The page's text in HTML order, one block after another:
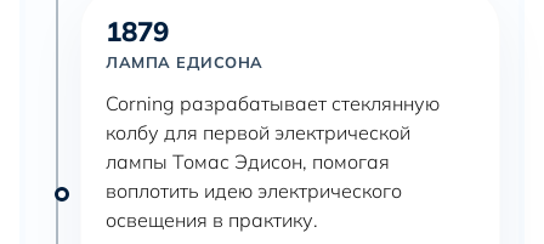
1879
ЛАМПА ЕДИСОНА
Corning разрабатывает стеклянную
колбу для первой электрической
лампы Томас Эдисон, помогая
воплотить идею электрического
освещения в практику.